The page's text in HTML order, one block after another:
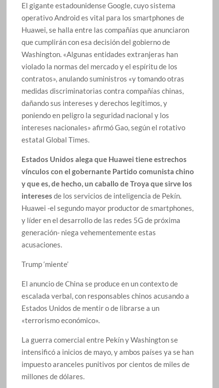
El gigante estadounidense Google, cuyo sistema
operativo Android es vital para los smartphones de
Huawei, se halla entre las compañías que anunciaron
que cumplirán con esa decisión del gobierno de
Washington. «Algunas entidades extranjeras han
violado la normas del mercado y el espíritu de los
contratos», anulando suministros «y tomando otras
medidas discriminatorias contra compañías chinas,
dañando sus intereses y derechos legítimos, y
poniendo en peligro la seguridad nacional y los
intereses nacionales» afirmó Gao, según el rotativo
estatal Global Times.
Estados Unidos alega que Huawei tiene estrechos
vínculos con el gobernante Partido comunista chino
y que es, de hecho, un caballo de Troya que sirve los
intereses de los servicios de inteligencia de Pekín.
Huawei -el segundo mayor productor de smartphones,
y líder en el desarrollo de las redes 5G de próxima
generación- niega vehementemente estas
acusaciones.
Trump ‘miente’
El anuncio de China se produce en un contexto de
escalada verbal, con responsables chinos acusando a
Estados Unidos de mentir o de librarse a un
«terrorismo económico».
La guerra comercial entre Pekín y Washington se
intensificó a inicios de mayo, y ambos países ya se han
impuesto aranceles punitivos por cientos de miles de
millones de dólares.